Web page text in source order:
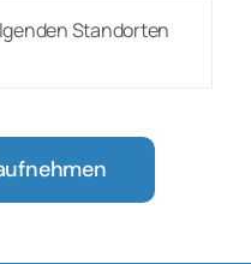
Standorten